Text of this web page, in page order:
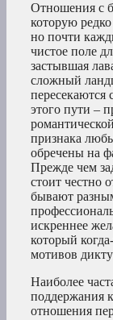
Отношения с
которую
но почти
чистое поле
застывшая
сложный
пересекаются
этого пути –
признака
обречены на
Прежде чем
стоит честно
бывают
искреннее
который
мотивов
Наиболее
поддержания
отношения